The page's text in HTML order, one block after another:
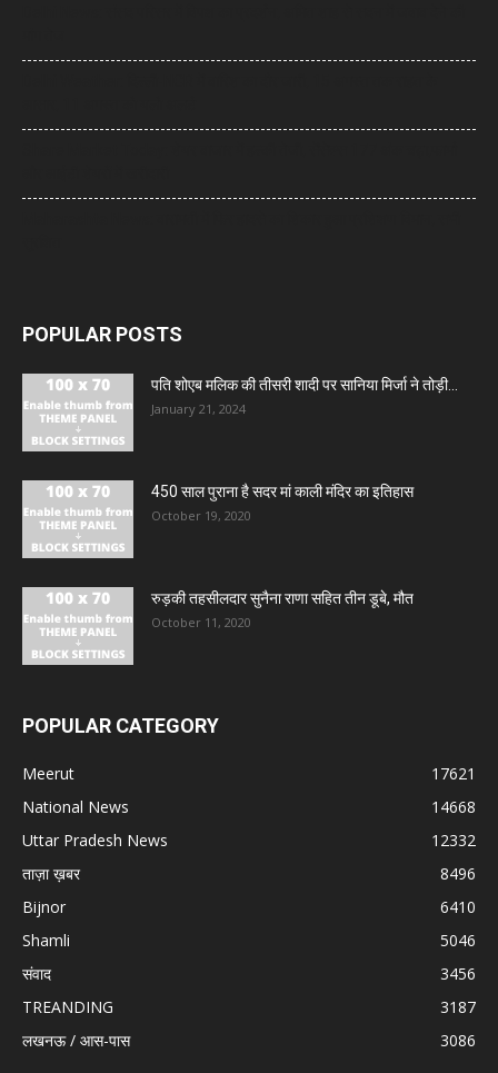
POPULAR POSTS
पति शोएब मलिक की तीसरी शादी पर सानिया मिर्जा ने तोड़ी...
January 21, 2024
450 साल पुराना है सदर मां काली मंदिर का इतिहास
October 19, 2020
रुड़की तहसीलदार सुनैना राणा सहित तीन डूबे, मौत
October 11, 2020
POPULAR CATEGORY
Meerut
17621
National News
14668
Uttar Pradesh News
12332
ताज़ा ख़बर
8496
Bijnor
6410
Shamli
5046
संवाद
3456
TREANDING
3187
लखनऊ / आस-पास
3086